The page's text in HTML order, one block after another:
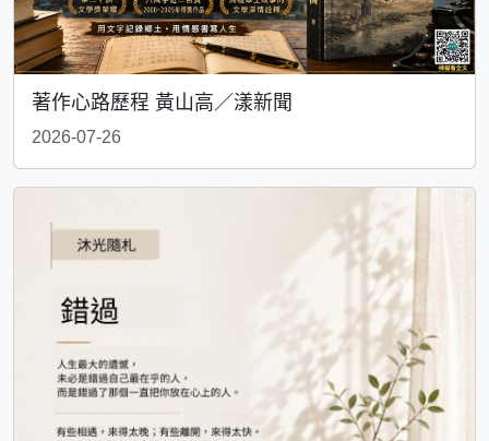
著作心路歷程 黃山高／漾新聞
2026-07-26